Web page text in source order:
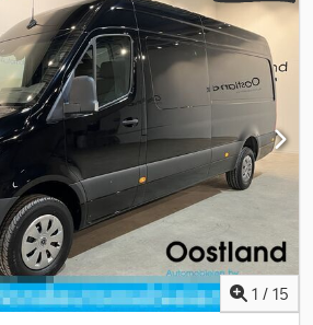
partikkelfilter, sentral låsing
1 / 15